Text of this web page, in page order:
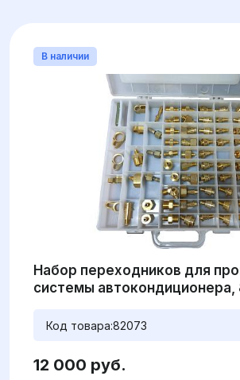
В наличии
Набор переходников для
системы автокондиционера,
Код товара:82073
12 000 руб.